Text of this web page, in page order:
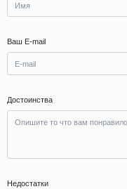
Ваш E-mail
Достоинства
Недостатки